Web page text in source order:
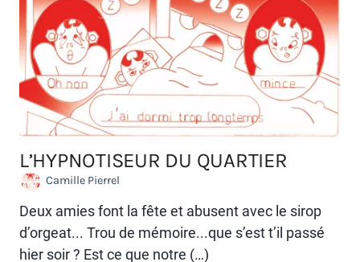
L’HYPNOTISEUR DU QUARTIER
Camille Pierrel
Deux amies font la fête et abusent avec le sirop
d’orgeat... Trou de mémoire...que s’est t’il passé
hier soir ? Est ce que notre (…)